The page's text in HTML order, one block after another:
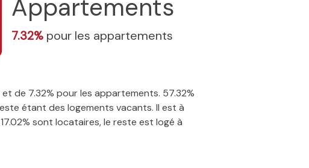
Appartements
7.32% pour les appartements
de 7.32% pour les appartements. 57.32%
étant des logements vacants. Il est à
sont locataires, le reste est logé à